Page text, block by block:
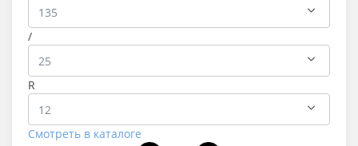
/
R
Смотреть в каталоге